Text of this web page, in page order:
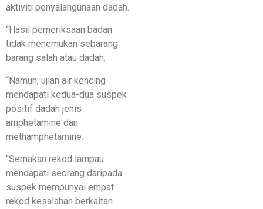
aktiviti penyalahgunaan dadah.
“Hasil pemeriksaan badan
tidak menemukan sebarang
barang salah atau dadah.
“Namun, ujian air kencing
mendapati kedua-dua suspek
positif dadah jenis
amphetamine dan
methamphetamine.
“Semakan rekod lampau
mendapati seorang daripada
suspek mempunyai empat
rekod kesalahan berkaitan